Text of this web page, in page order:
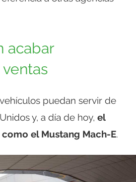
acabar
puedan servir de
y, a día de hoy, el
el Mustang Mach-E.